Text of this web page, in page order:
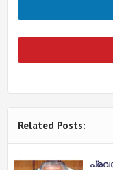
Related Posts: